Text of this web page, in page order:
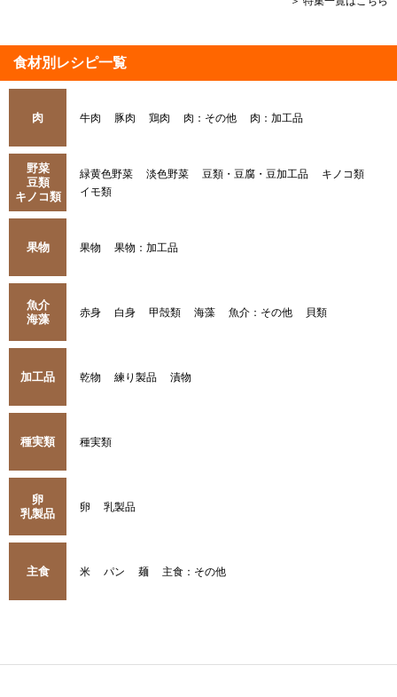
食材別レシピ一覧
肉 牛肉 豚肉 鶏肉 肉：その他 肉：加工品
野菜
豆類
キノコ類
緑黄色野菜 淡色野菜 豆類・豆腐・豆加工品
キノコ類
イモ類
果物 果物 果物：加工品
魚介
海藻
赤身 白身 甲殻類 海藻 魚介：その他 貝類
加工品 乾物 練り製品 漬物
種実類 種実類
卵
乳製品
卵 乳製品
主食 米 パン 麺 主食：その他